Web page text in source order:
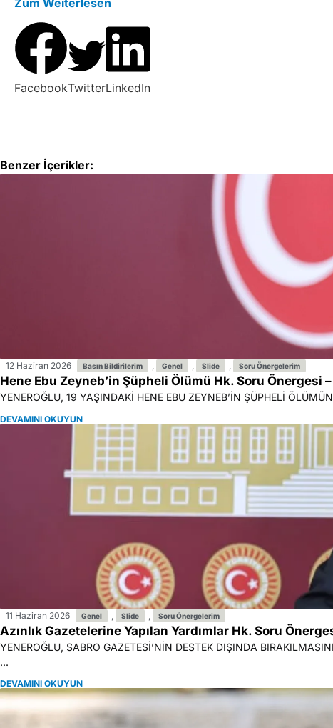
FacebookTwitterLinkedIn
Benzer İçerikler:
12 Haziran 2026 Basın Bildirilerim , Genel , Slide , Soru Önergelerim
Hene Ebu Zeyneb’in Şüpheli Ölümü Hk. Soru Önergesi
YENEROĞLU, 19 YAŞINDAKİ HENE EBU ZEYNEB’İN ŞÜPHELİ
DEVAMINI OKUYUN
11 Haziran 2026 Genel Slide Soru Önergelerim
Azınlık Gazetelerine Yapılan Yardımlar Hk. Soru
YENEROĞLU, SABRO GAZETESİ’NİN DESTEK DIŞINDA
...
DEVAMINI OKUYUN